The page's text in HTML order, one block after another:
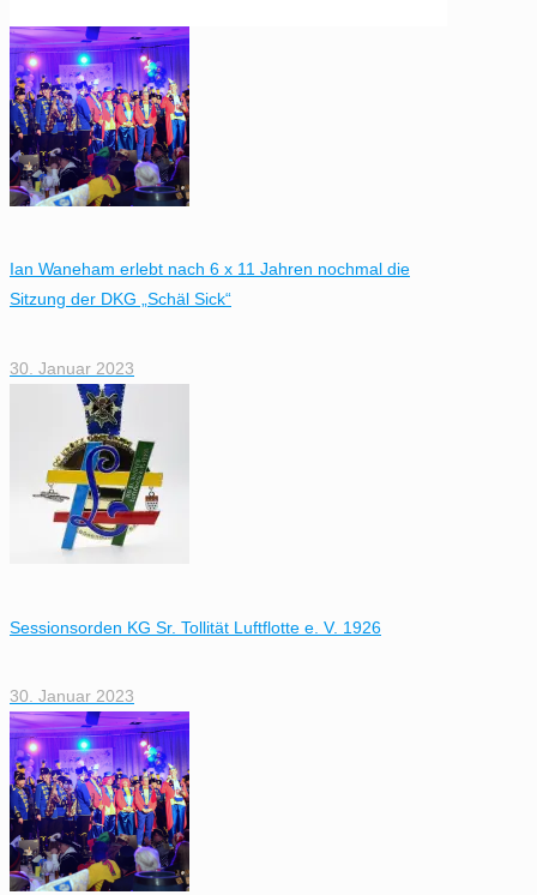
Ian Waneham erlebt nach 6 x 11 Jahren nochmal die
Sitzung der DKG „Schäl Sick“
30. Januar 2023
Sessionsorden KG Sr. Tollität Luftflotte e. V. 1926
30. Januar 2023